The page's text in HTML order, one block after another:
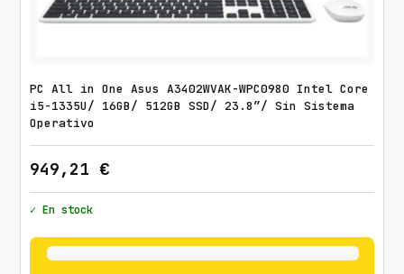
PC All in One Asus A3402WVAK-WPC0980 Intel Core
i5-1335U/ 16GB/ 512GB SSD/ 23.8″/ Sin Sistema
Operativo
949,21 €
✓ En stock